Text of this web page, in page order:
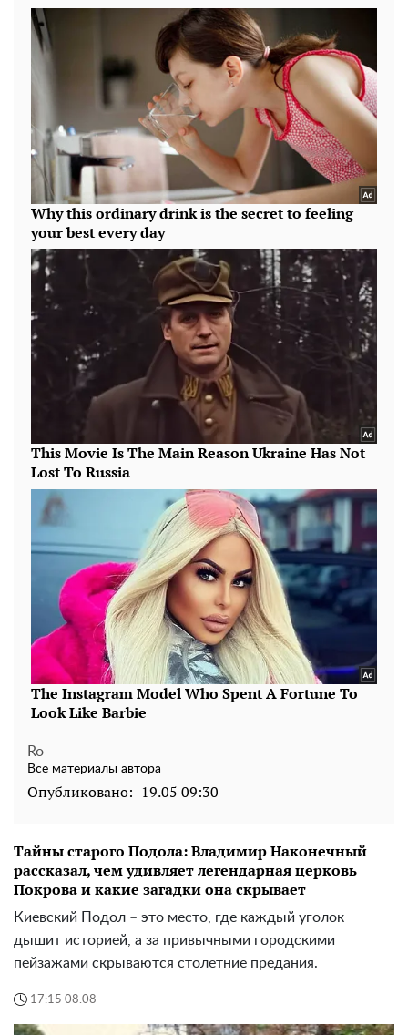
Ro
Все материалы автора
Опубликовано: 19.05 09:30
Тайны старого Подола: Владимир Наконечный
рассказал, чем удивляет легендарная церковь
Покрова и какие загадки она скрывает
Киевский Подол – это место, где каждый уголок
дышит историей, а за привычными городскими
пейзажами скрываются столетние предания.
17:15 08.08